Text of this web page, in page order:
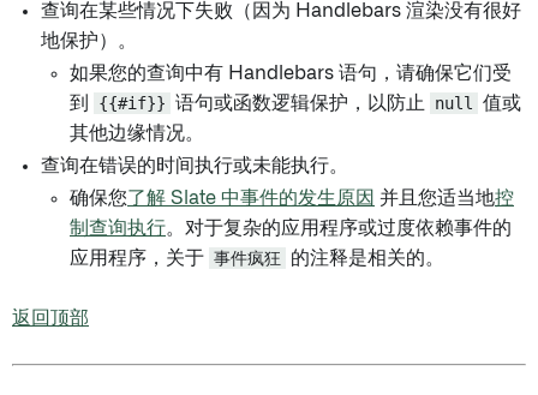
查询在某些情况下失败（因为 Handlebars 渲染没有很好
地保护）。
如果您的查询中有 Handlebars 语句，请确保它们受
到
{{#if}} 语句或函数逻辑保护，以防止 null
值或
其他边缘情况。
查询在错误的时间执行或未能执行。
确保您了解 Slate 中事件的发生原因 并且您适当地控
制查询执行。对于复杂的应用程序或过度依赖事件的
应用程序，关于 事件疯狂 的注释是相关的。
返回顶部